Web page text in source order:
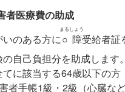
者医療費の助成
のある方に○障
まるしょう
受給者証
自己負担分を助成します。
に該当する64歳以下の方
者手帳1級・2級（心臓な